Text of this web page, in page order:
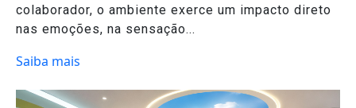
colaborador, o ambiente exerce um impacto direto
nas emoções, na sensação...
Saiba mais